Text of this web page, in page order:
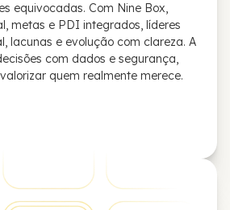
equivocadas. Com Nine Box,
metas e PDI integrados, líderes
lacunas e evolução com clareza. A
com dados e segurança,
quem realmente merece.